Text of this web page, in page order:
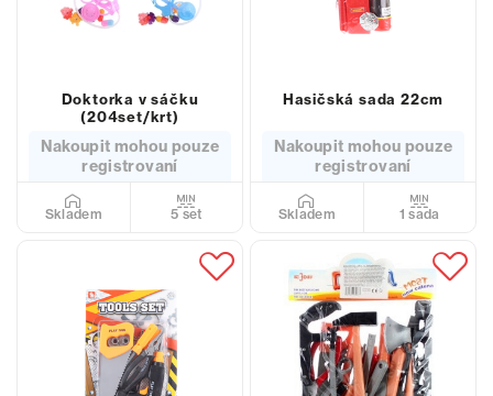
Doktorka v sáčku
(204set/krt)
Nakoupit mohou pouze
registrovaní
Skladem 5 set
Hasičská sada 22cm
Nakoupit mohou pouze
registrovaní
Skladem 1 sada